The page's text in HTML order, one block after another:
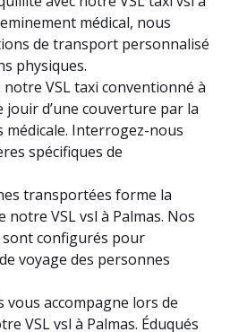
médical, nous
de transport personnalisé
physiques.
VSL taxi conventionné à
jouir d’une couverture par la
médicale. Interrogez-nous
spécifiques de
transportées forme la
VSL vsl à Palmas. Nos
configurés pour
voyage des personnes
accompagne lors de
VSL vsl à Palmas. Éduqués